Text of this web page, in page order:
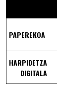
PAPEREKOA
HARPIDETZA
DIGITALA